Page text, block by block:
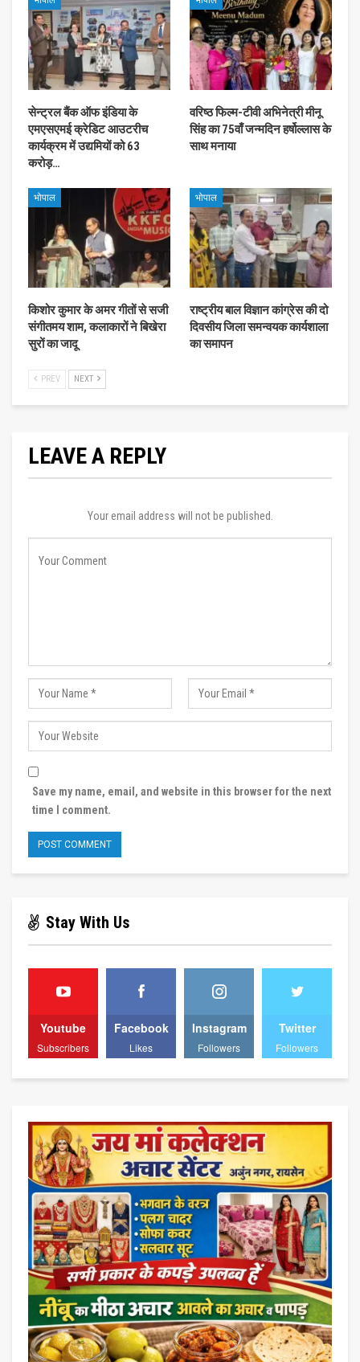
सेन्ट्रल बैंक ऑफ इंडिया के
एमएसएमई क्रेडिट आउटरीच
कार्यक्रम में उद्यमियों को 63
करोड़…
वरिष्ठ फिल्म-टीवी अभिनेत्री मीनू
सिंह का 75वाँ जन्मदिन हर्षोल्लास के
साथ मनाया
भोपाल
किशोर कुमार के अमर गीतों से सजी
संगीतमय शाम, कलाकारों ने बिखेरा
सुरों का जादू
भोपाल
राष्ट्रीय बाल विज्ञान कांग्रेस की दो
दिवसीय जिला समन्वयक कार्यशाला
का समापन
PREV NEXT
LEAVE A REPLY
Your email address will not be published.
Save my name, email, and website in this browser for the next
time I comment.
Stay With Us
Youtube
Subscribers
Facebook
Likes
Instagram
Followers
Twitter
Followers